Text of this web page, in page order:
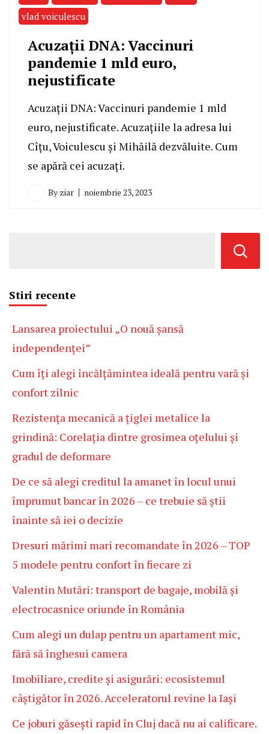
vlad voiculescu
Acuzații DNA: Vaccinuri
pandemie 1 mld euro,
nejustificate
Acuzații DNA: Vaccinuri pandemie 1 mld
euro, nejustificate. Acuzațiile la adresa lui
Cîțu, Voiculescu și Mihăilă dezvăluite. Cum
se apără cei acuzați.
By ziar noiembrie 23, 2023
Stiri recente
Lansarea proiectului „O nouă șansă
independenței”
Cum îți alegi încălțămintea ideală pentru vară și
confort zilnic
Rezistența mecanică a țiglei metalice la
grindină: Corelația dintre grosimea oțelului și
gradul de deformare
De ce să alegi creditul la amanet în locul unui
împrumut bancar în 2026 – ce trebuie să știi
înainte să iei o decizie
Dresuri mărimi mari recomandate în 2026 – TOP
5 modele pentru confort în fiecare zi
Valentin Mutări: transport de bagaje, mobilă și
electrocasnice oriunde în România
Cum alegi un dulap pentru un apartament mic,
fără să înghesui camera
Imobiliare, credite și asigurări: ecosistemul
câștigător în 2026. Acceleratorul revine la Iași
Ce joburi găsești rapid în Cluj dacă nu ai calificare.